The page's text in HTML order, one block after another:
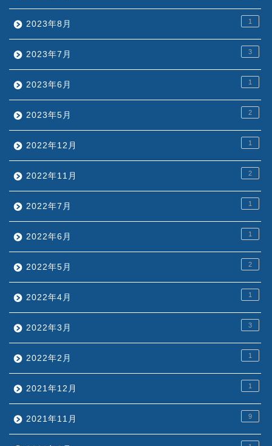
2023年8月 1
2023年7月 3
2023年6月 1
2023年5月 2
2022年12月 1
2022年11月 2
2022年7月 1
2022年6月 1
2022年5月 2
2022年4月 1
2022年3月 3
2022年2月 1
2021年12月 1
2021年11月 9